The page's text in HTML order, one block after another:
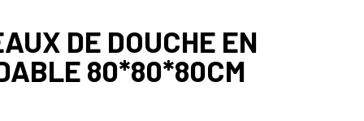
DE DOUCHE EN
80*80*80CM